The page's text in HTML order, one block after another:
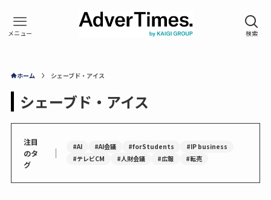
ホーム シェーブド・アイス
シェーブド・アイス
注目
のタ
グ
｜ #AI #AI会議 #forStudents
#IP business
#テレビCM
#人財会議 #広報 #転売